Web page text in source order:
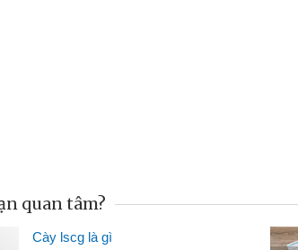
Mai Lan - Sinh viên
quan tâm?
Cày lscg là gì